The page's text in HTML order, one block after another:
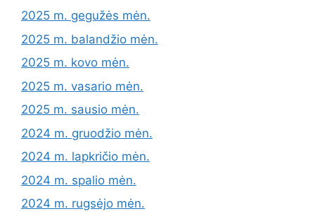
2025 m. gegužės mėn.
2025 m. balandžio mėn.
2025 m. kovo mėn.
2025 m. vasario mėn.
2025 m. sausio mėn.
2024 m. gruodžio mėn.
2024 m. lapkričio mėn.
2024 m. spalio mėn.
2024 m. rugsėjo mėn.